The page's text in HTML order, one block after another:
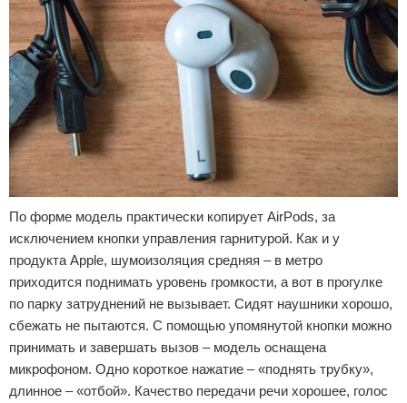
По форме модель практически копирует AirPods, за
исключением кнопки управления гарнитурой. Как и у
продукта Apple, шумоизоляция средняя – в метро
приходится поднимать уровень громкости, а вот в прогулке
по парку затруднений не вызывает. Сидят наушники хорошо,
сбежать не пытаются. С помощью упомянутой кнопки можно
принимать и завершать вызов – модель оснащена
микрофоном. Одно короткое нажатие – «поднять трубку»,
длинное – «отбой». Качество передачи речи хорошее, голос